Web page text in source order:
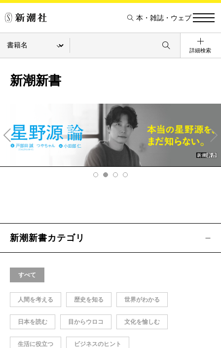
本・雑誌・ウェブ
詳細検索
新潮新書
v
Ne
xt
新潮新書カテゴリ
すべて
人間を考える 歴史を知る 世界がわかる
日本を読む 目からウロコ 文化を愉しむ
生活に役立つ ビジネスのヒント